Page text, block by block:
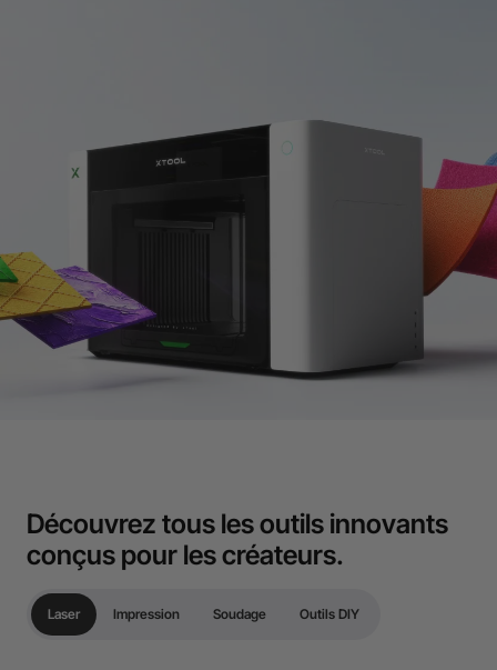
Découvrez tous les outils innovants
conçus pour les créateurs.
Laser Impression Soudage Outils DIY